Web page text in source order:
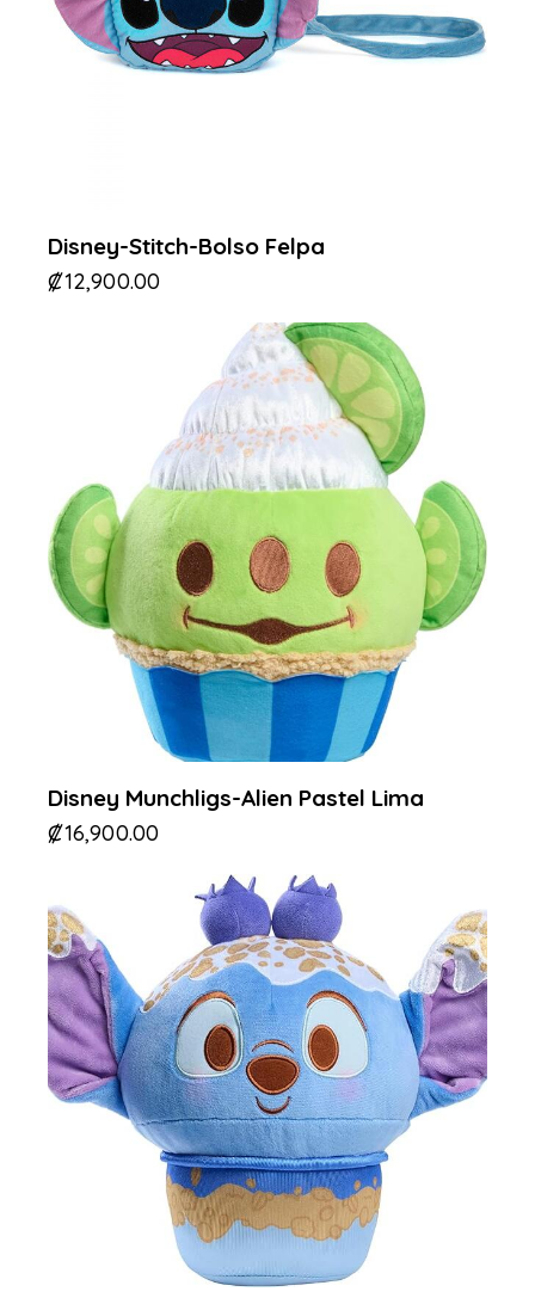
Disney-Stitch-Bolso Felpa
₡12,900.00
Disney Munchligs-Alien Pastel Lima
₡16,900.00